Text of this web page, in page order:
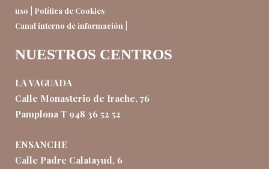
uso
Política de Cookies
Canal interno de información
NUESTROS CENTROS
LA VAGUADA
Calle Monasterio de Irache, 76
Pamplona T 948 36 52 52
ENSANCHE
Calle Padre Calatayud, 6